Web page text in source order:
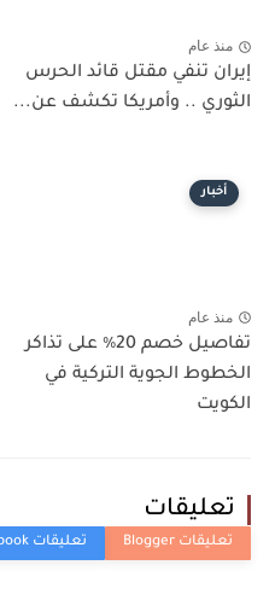
منذ عام
إيران تنفي مقتل قائد الحرس
الثوري .. وأمريكا تكشف عن...
أخبار
منذ عام
تفاصيل خصم 20٪ على تذاكر
الخطوط الجوية التركية في
الكويت
تعليقات